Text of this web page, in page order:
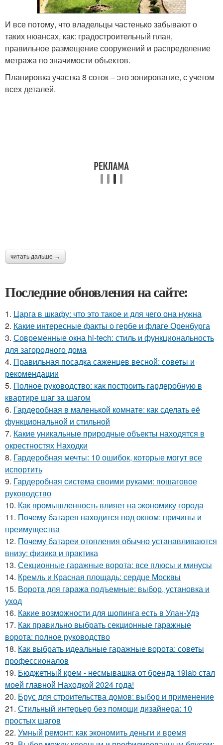
И все потому, что владельцы частенько забывают о
таких нюансах, как: градостроительный план,
правильное размещение сооружений и распределение
метража по значимости объектов.
Планировка участка 8 соток – это зонирование, с учетом
всех деталей.
читать дальше →
Последние обновления на сайте:
1. Царга в шкафу: что это такое и для чего она нужна
2. Какие интересные факты о гербе и флаге Оренбурга
3. Современные окна hi-tech: стиль и функциональность
для загородного дома
4. Правильная посадка саженцев весной: советы и
рекомендации
5. Полное руководство: как построить гардеробную в
квартире шаг за шагом
6. Гардеробная в маленькой комнате: как сделать её
функциональной и стильной
7. Какие уникальные природные объекты находятся в
окрестностях Находки
8. Гардеробная мечты: 10 ошибок, которые могут все
испортить
9. Гардеробная система своими руками: пошаговое
руководство
10. Как промышленность влияет на экономику города
11. Почему батарея находится под окном: причины и
преимущества
12. Почему батареи отопления обычно устанавливаются
внизу: физика и практика
13. Секционные гаражные ворота: все плюсы и минусы
14. Кремль и Красная площадь: сердце Москвы
15. Ворота для гаража подъемные: выбор, установка и
уход
16. Какие возможности для шопинга есть в Улан-Удэ
17. Как правильно выбрать секционные гаражные
ворота: полное руководство
18. Как выбрать идеальные гаражные ворота: советы
профессионалов
19. Бюджетный крем - несмывашка от бренда 19lab стал
моей главной Находкой 2024 года!
20. Брус для строительства домов: выбор и применение
21. Стильный интерьер без помощи дизайнера: 10
простых шагов
22. Умный ремонт: как экономить деньги и время